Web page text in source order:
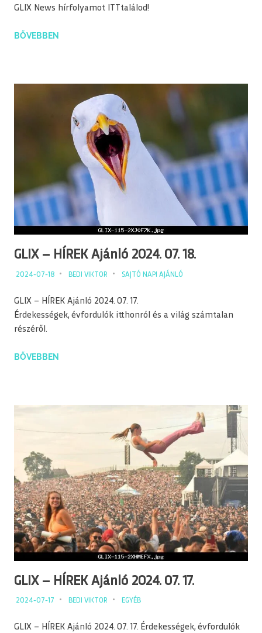
GLIX News hírfolyamot ITTtalálod!
BŐVEBBEN
GLIX – HÍREK Ajánló 2024. 07. 18.
2024-07-18 BEDI VIKTOR SAJTÓ NAPI AJÁNLÓ
GLIX – HÍREK Ajánló 2024. 07. 17.
Érdekességek, évfordulók itthonról és a világ számtalan
részéről.
BŐVEBBEN
GLIX – HÍREK Ajánló 2024. 07. 17.
2024-07-17 BEDI VIKTOR EGYÉB
GLIX – HÍREK Ajánló 2024. 07. 17. Érdekességek, évfordulók